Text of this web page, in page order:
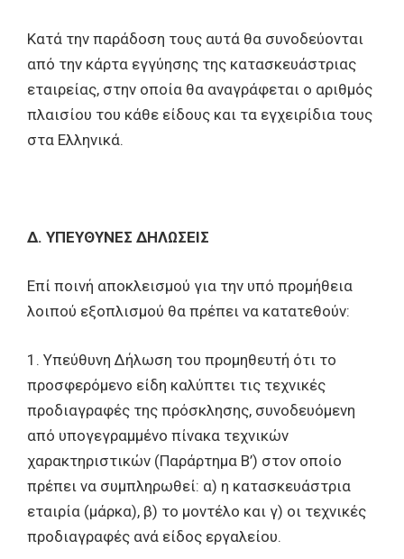
Κατά την παράδοση τους αυτά θα συνοδεύονται
από την κάρτα εγγύησης της κατασκευάστριας
εταιρείας, στην οποία θα αναγράφεται ο αριθμός
πλαισίου του κάθε είδους και τα εγχειρίδια τους
στα Ελληνικά.
Δ. ΥΠΕΥΘΥΝΕΣ ΔΗΛΩΣΕΙΣ
Επί ποινή αποκλεισμού για την υπό προμήθεια
λοιπού εξοπλισμού θα πρέπει να κατατεθούν:
1. Υπεύθυνη Δήλωση του προμηθευτή ότι το
προσφερόμενο είδη καλύπτει τις τεχνικές
προδιαγραφές της πρόσκλησης, συνοδευόμενη
από υπογεγραμμένο πίνακα τεχνικών
χαρακτηριστικών (Παράρτημα Β’) στον οποίο
πρέπει να συμπληρωθεί: α) η κατασκευάστρια
εταιρία (μάρκα), β) το μοντέλο και γ) οι τεχνικές
προδιαγραφές ανά είδος εργαλείου.